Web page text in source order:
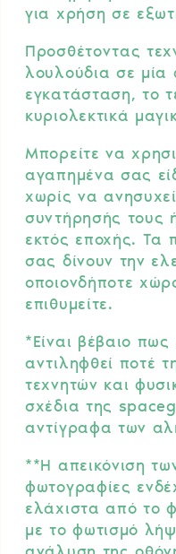
για χρήση σε
Προσθέτοντας
λουλούδια σε μία
εγκατάσταση, το
κυριολεκτικά
Μπορείτε να
αγαπημένα σας
χωρίς να
συντήρησής τους
εκτός εποχής. Τα
σας δίνουν την
οποιονδήποτε
επιθυμείτε.
*Είναι βέβαιο
αντιληφθεί ποτέ
τεχνητών και
σχέδια της
αντίγραφα των
**Η απεικόνιση
φωτογραφίες
ελάχιστα από το
με το φωτισμό